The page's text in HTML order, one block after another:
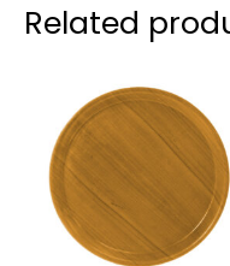
Related